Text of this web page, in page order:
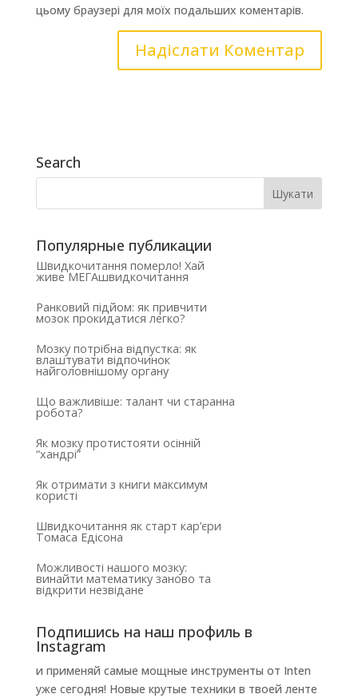
цьому браузері для моїх подальших коментарів.
Search
Популярные публикации
Швидкочитання померло! Хай
живе МЕГАшвидкочитання
Ранковий підйом: як привчити
мозок прокидатися легко?
Мозку потрібна відпустка: як
влаштувати відпочинок
найголовнішому органу
Що важливіше: талант чи старанна
робота?
Як мозку протистояти осінній
“хандрі”
Як отримати з книги максимум
користі
Швидкочитання як старт кар’єри
Томаса Едісона
Можливості нашого мозку:
винайти математику заново та
відкрити незвідане
Подпишись на наш профиль в
Instagram
и применяй самые мощные инструменты от Inten
уже сегодня! Новые крутые техники в твоей ленте